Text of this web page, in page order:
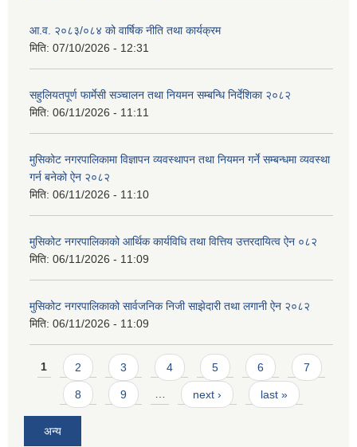
आ.व. २०८३/०८४ को वार्षिक नीति तथा कार्यक्रम
मिति: 07/10/2026 - 12:31
सहुलियतपूर्ण फार्मेसी सञ्चालन तथा नियमन सम्बन्धि निर्देशिका २०८२
मिति: 06/11/2026 - 11:11
मुसिकोट नगरपालिकामा विज्ञापन व्यवस्थापन तथा नियमन गर्ने सम्बन्धमा व्यवस्था
गर्न बनेको ऐन २०८२
मिति: 06/11/2026 - 11:10
मुसिकोट नगरपालिकाको आर्थिक कार्यविधि तथा वित्तिय उत्तरदायित्व ऐन ०८२
मिति: 06/11/2026 - 11:09
मुसिकोट नगरपालिकाको सार्वजनिक निजी साझेदारी तथा लगानी ऐन २०८२
मिति: 06/11/2026 - 11:09
Pages
1 2 3 4 5 6 7
8 9 … next › last »
अन्य